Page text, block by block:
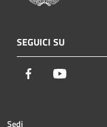
SEGUICI SU
Facebook
Sedi